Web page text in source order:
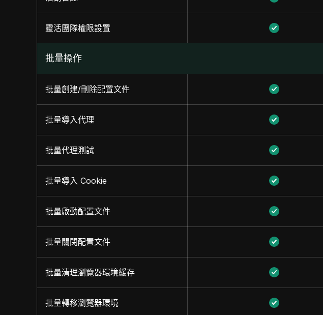
靈活團隊權限設置
批量操作
批量創建/刪除配置文件
批量導入代理
批量代理測試
批量導入 Cookie
批量啟動配置文件
批量關閉配置文件
批量清理瀏覽器環境緩存
批量轉移瀏覽器環境